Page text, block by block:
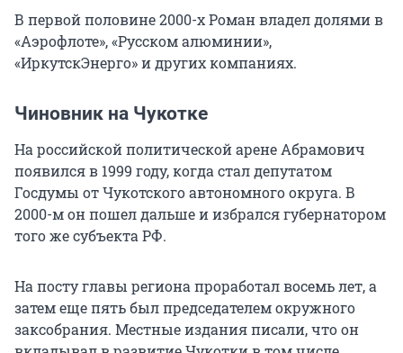
В первой половине 2000-х Роман владел долями в
«Аэрофлоте», «Русском алюминии»,
«ИркутскЭнерго» и других компаниях.
Чиновник на Чукотке
На российской политической арене Абрамович
появился в 1999 году, когда стал депутатом
Госдумы от Чукотского автономного округа. В
2000-м он пошел дальше и избрался губернатором
того же субъекта РФ.
На посту главы региона проработал восемь лет, а
затем еще пять был председателем окружного
заксобрания. Местные издания писали, что он